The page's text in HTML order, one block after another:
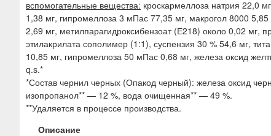
вспомогательные вещества: кроскармеллоза натрия 22,0
1,38 мг, гипромеллоза 3 мПас 77,35 мг, макрогол 8000
2,69 мг, метилпарагидроксибензоат (Е218) около 0,02 мг,
этилакрилата сополимер (1:1), суспензия 30 % 54,6 мг,
10,85 мг, гипромеллоза 50 мПас 0,68 мг, железа оксид
q.s.*
*Состав чернил черных (Опакод черный): железа оксид
изопропанол** — 12 %, вода очищенная** — 49 %.
**Удаляется в процессе производства.
Описание